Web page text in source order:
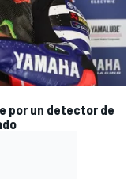
por un detector de